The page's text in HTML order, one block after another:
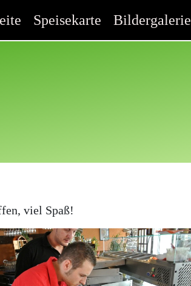
Speisekarte Bildergalerie
viel Spaß!